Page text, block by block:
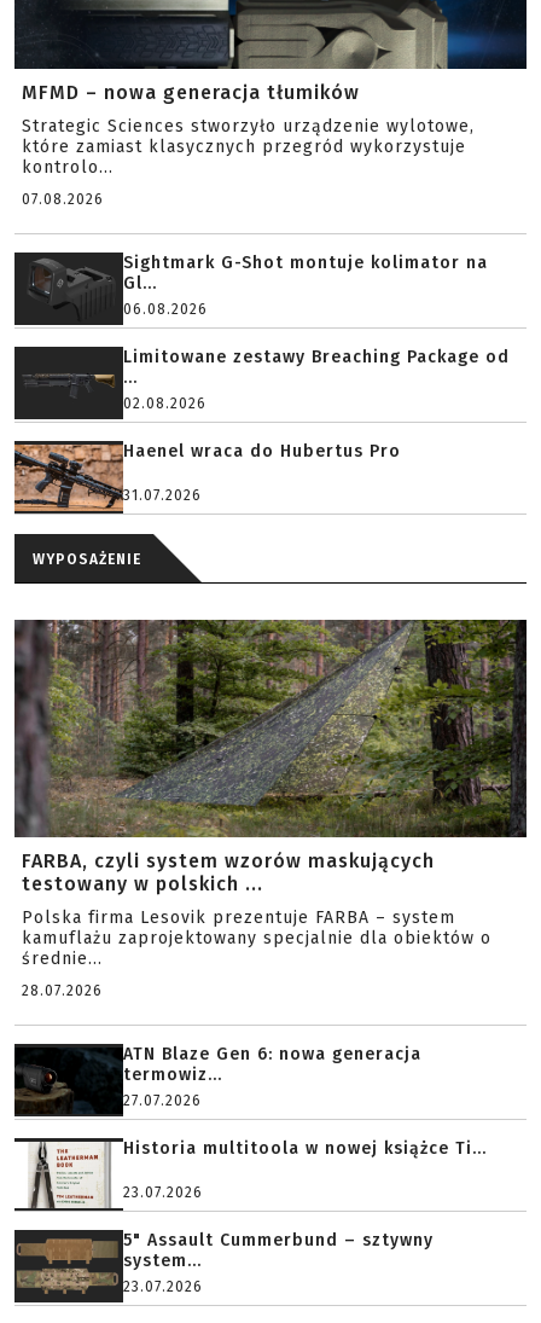
MFMD – nowa generacja tłumików
Strategic Sciences stworzyło urządzenie wylotowe,
które zamiast klasycznych przegród wykorzystuje
kontrolo...
07.08.2026
Sightmark G-Shot montuje kolimator na
Gl...
06.08.2026
Limitowane zestawy Breaching Package od
...
02.08.2026
Haenel wraca do Hubertus Pro
31.07.2026
WYPOSAŻENIE
FARBA, czyli system wzorów maskujących
testowany w polskich ...
Polska firma Lesovik prezentuje FARBA – system
kamuflażu zaprojektowany specjalnie dla obiektów o
średnie...
28.07.2026
ATN Blaze Gen 6: nowa generacja
termowiz...
27.07.2026
Historia multitoola w nowej książce Ti...
23.07.2026
5" Assault Cummerbund – sztywny
system...
23.07.2026